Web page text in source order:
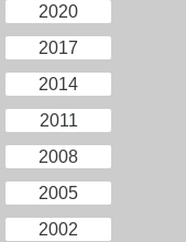
2020
2017
2014
2011
2008
2005
2002